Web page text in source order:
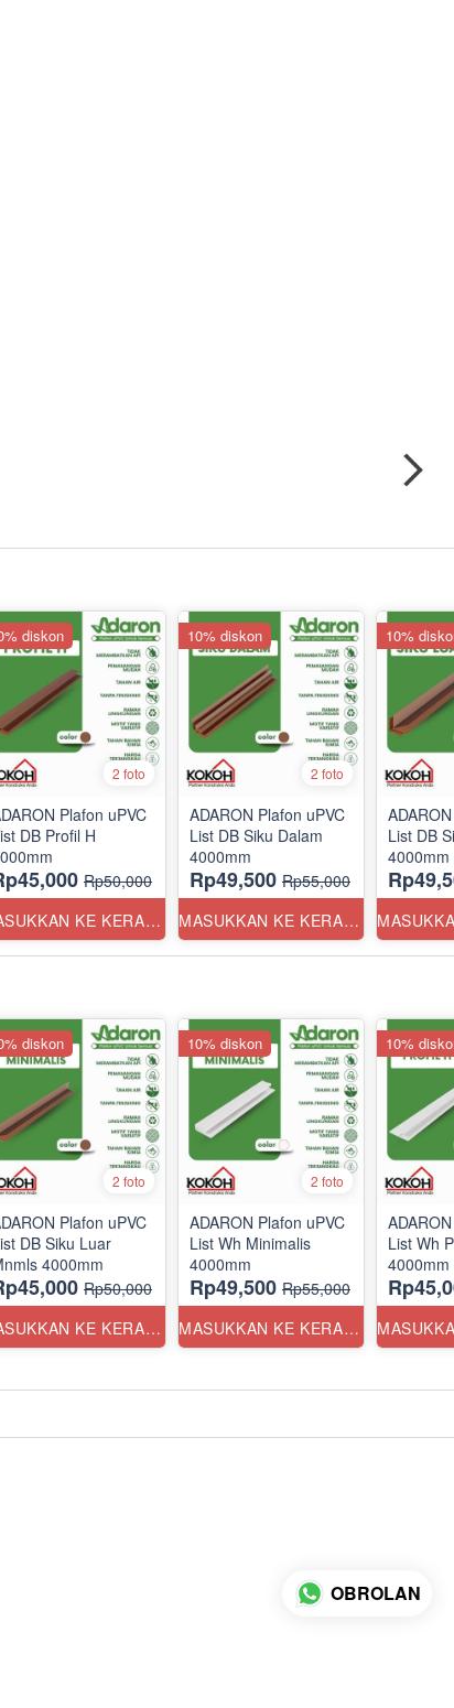
2 foto
Plafon uPVC
DB Profil H
Rp50,000
MASUKKAN KE KERANJANG
diskon
2 foto
ADARON Plafon uPVC
List DB Siku Dalam
4000mm
Rp49,500 Rp55,000
MASUKKAN KE KERANJANG
10% diskon
List DB
4000mm
10%
2 foto
Plafon uPVC
DB Siku Luar
4000mm
Rp50,000
MASUKKAN KE KERANJANG
diskon
2 foto
ADARON Plafon uPVC
List Wh Minimalis
4000mm
Rp49,500 Rp55,000
MASUKKAN KE KERANJANG
10% diskon
List Wh
4000mm
10%
OBROLAN